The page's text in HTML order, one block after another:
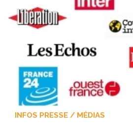
NOTES THÉMATIQUES
NOS TRAVAUX EN VIDÉO
INFOS PRESSE / MÉDIAS